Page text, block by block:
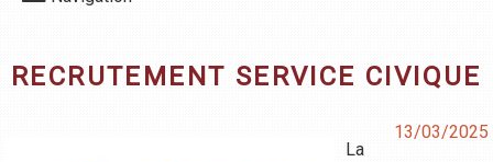
RECRUTEMENT SERVICE CIVIQUE
13/03/2025
La